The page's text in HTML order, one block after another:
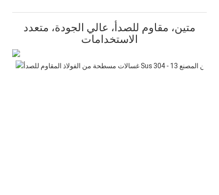
متين، مقاوم للصدأ، عالي الجودة، متعدد
الاستخدامات